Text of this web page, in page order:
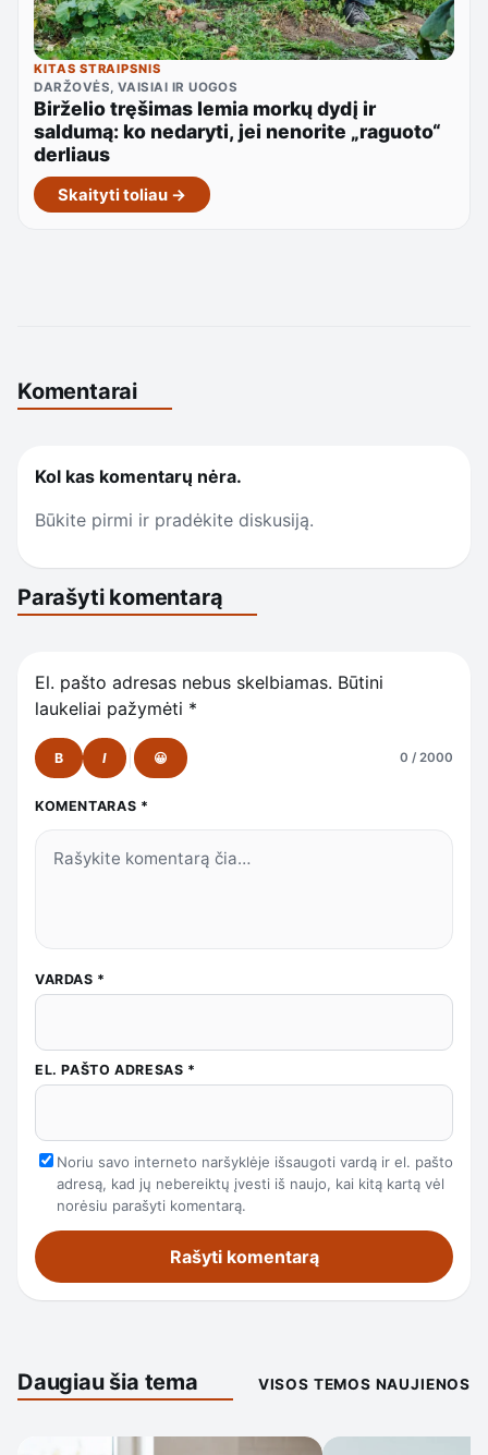
KITAS STRAIPSNIS
DARŽOVĖS, VAISIAI IR UOGOS
Birželio tręšimas lemia morkų dydį ir
saldumą: ko nedaryti, jei nenorite „raguoto“
derliaus
Skaityti toliau →
Komentarai
Kol kas komentarų nėra.
Būkite pirmi ir pradėkite diskusiją.
Parašyti komentarą
El. pašto adresas nebus skelbiamas. Būtini
laukeliai pažymėti *
B I 😀 0 / 2000
KOMENTARAS *
VARDAS *
EL. PAŠTO ADRESAS *
Noriu savo interneto naršyklėje išsaugoti vardą ir el. pašto
adresą, kad jų nebereiktų įvesti iš naujo, kai kitą kartą vėl
norėsiu parašyti komentarą.
Daugiau šia tema VISOS TEMOS NAUJIENOS